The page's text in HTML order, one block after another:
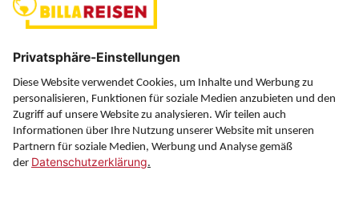
Über uns
Service
Information
Folgen Sie uns auf